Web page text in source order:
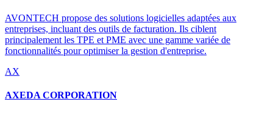
AVONTECH propose des solutions logicielles adaptées aux
entreprises, incluant des outils de facturation. Ils ciblent
principalement les TPE et PME avec une gamme variée de
fonctionnalités pour optimiser la gestion d'entreprise.
AX
AXEDA CORPORATION